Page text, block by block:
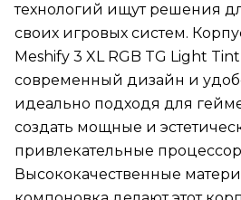
технологий ищут решения
своих игровых систем.
Meshify 3 XL RGB TG Light
современный дизайн и
идеально подходя для
создать мощные и
привлекательные
Высококачественные